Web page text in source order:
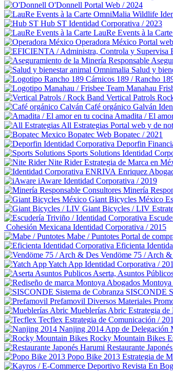
O'Donnell Portal Web / 2024
OmniMalia Wildlife
Hub ST Identidad Corporativa / 2023
LauRe Events à la Carte
Operadora México Portal
Omnimalia Salud y
Cárnicos 189 / Rancho
Manahau
Vertical Patrols
Café orgánico Galván
Amadita / El
All Estrategias Portal web y de
Bopatec Web Bopatec / 2021
Deporfin
Sports Solutions Identidad
Nite Rider Estrategia de Marca en
Enriquez
iAware Identidad Corporativa / 2019
Minería
Giant Bicycles México
Giant Bicycles / LIV
Cohesión Mexicana Identidad Corporativa / 2015
Mabe / Puntotes Portal de
Eficienta
Vendöme 75 / Arch
Yatch App Identidad Corporativa /
Aserta, Asuntos
Montoya
SISCONDE
Prefamovil Diversos Materiales
Mueblerías Abric Estrategia
Tecflex Estrategia de Comunicación /
Nanjing 2014 App de Delegación
Rocky Mountain Bikes
Restaurante
Popo Bike 2013 Estrategia de
Revista En